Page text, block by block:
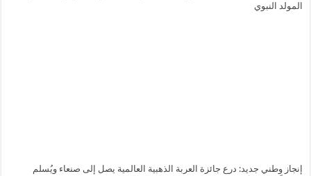
المولد النبوي
إنجاز وطني جديد: درع جائزة العربة الذهبية العالمية يصل إلى صنعاء ويُسلم